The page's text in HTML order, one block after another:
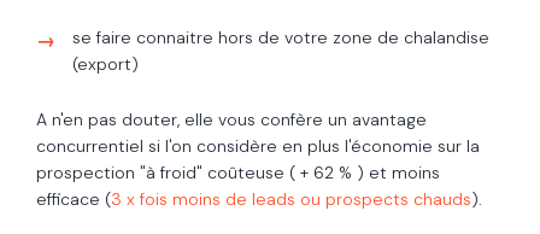
se faire connaitre hors de votre zone de chalandise
(export)
A n'en pas douter, elle vous confère un avantage
concurrentiel si l'on considère en plus l'économie sur la
prospection "à froid" coûteuse ( + 62 % ) et moins
efficace (3 x fois moins de leads ou prospects chauds).